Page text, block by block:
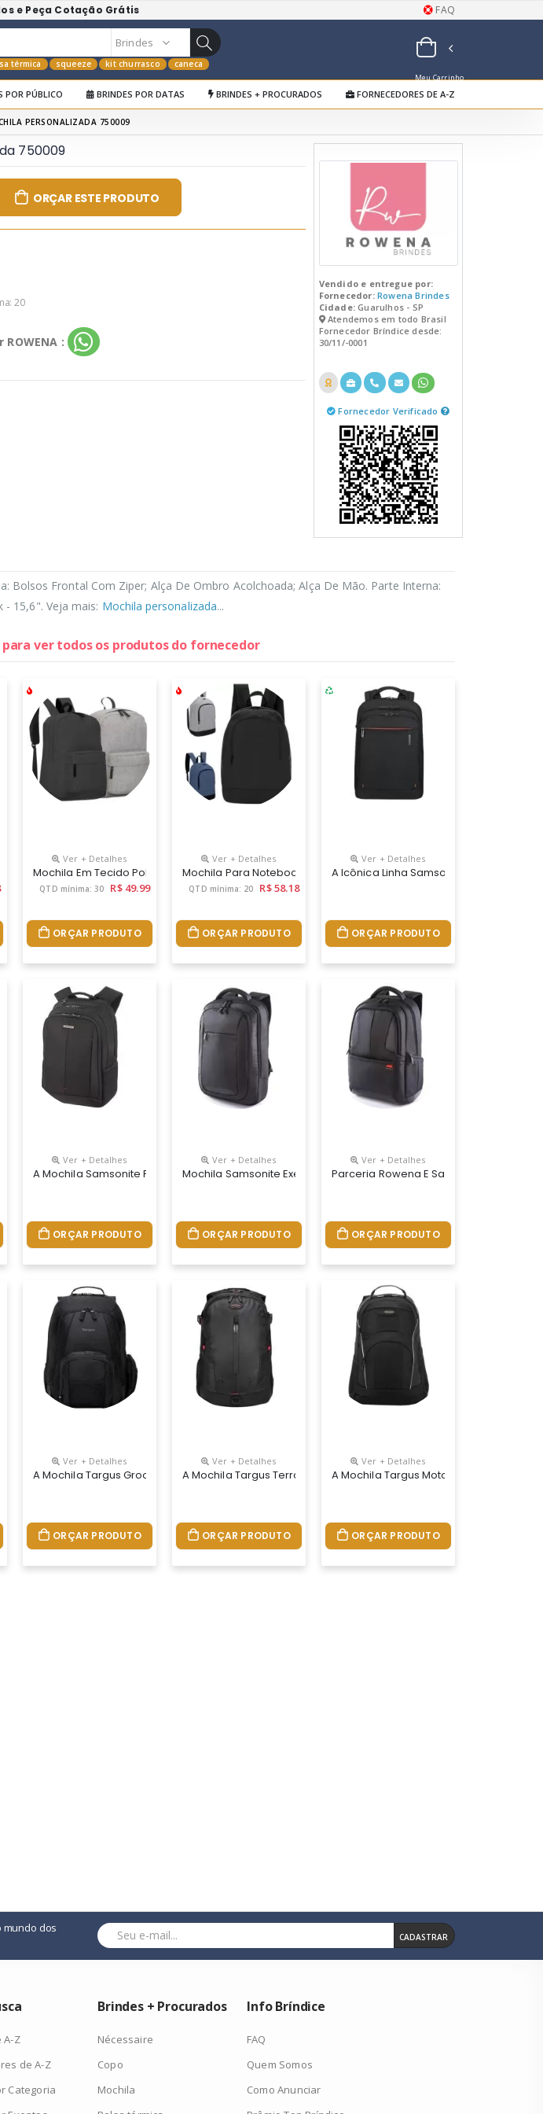
e Peça Cotação Grátis FAQ
térmica squeeze kit churrasco caneca
Meu Carrinho
de Orçamentos
POR PÚBLICO BRINDES POR DATAS BRINDES + PROCURADOS FORNECEDORES DE A-Z
PERSONALIZADA 750009
750009
ORÇAR ESTE PRODUTO
20
:
Vendido e entregue por:
Fornecedor: Rowena Brindes
Cidade:Guarulhos - SP
Atendemos em todo Brasil
Fornecedor Bríndice desde:
30/11/-0001
Fornecedor Verificado
Bolsos Frontal Com Ziper; Alça De Ombro Acolchoada; Alça De Mão. Parte Interna:
15,6". Veja mais: Mochila personalizada...
ver todos os produtos do fornecedor
Detalhe Em Couro Sintético, Bolso Frontal. Alça De Mão, Bolso Traseiro Para Guardar As
Seus Itens Essenciais, Feito De Tecido De Poliéster 600d, Alça De Ombro Esquerdo/ombro Direito
Tecido Poliéster 300d E Interior Em 190t. Parte Externa: Alça De Mão Em Haste De Metal. Alça De
Ver + Detalhes
Mochila Em Tecido Poliéster 300d E Interior Em 210d. Parte Externa: Bolso Frontal Com Zíper.
QTD mínima: 30 R$ 49.99
ORÇAR PRODUTO
Ver + Detalhes
Mochila Para Notebook Em Tecido Poliéster 300d E Interior Em
QTD mínima: 20 R$ 58.18
ORÇAR PRODUTO
Ver + Detalhes
A Icônica Linha Samsonite Tech Foi
ORÇAR PRODUTO
Intuitiva Com Design Polido E Alinhado. Dimensionada Para Laptops De Até 15.6", Esta Mochila
Acolchoado Para Notebooks De Até 15,6" Versatilidade A Targus Intellect Essentials Foi
Plasma Da Samsonite É Fabricada Em Material 100 % Poliéster E Possui: Na Parte Interna,
Ver + Detalhes
A Mochila Samsonite Para Notebook Guard It 2.0 É Fabricada Em Poliéster E Possui Na Parte
ORÇAR PRODUTO
Ver + Detalhes
Mochila Samsonite Executiva Para Laptop 15.4" Ajustável Ikonn I, 3
ORÇAR PRODUTO
Ver + Detalhes
Parceria Rowena E Samsonite! Mochila
ORÇAR PRODUTO
Contornos E Painel Traseiro De Malha De Ar Para Maior Conforto • Dois Bolsos Frontais De
De Ombro Ajustáveis Bolso Frontal De Acesso Rápido Painel Traseiro Acolchoado E Ventilado
Contém Um Compartimento Acolchoado Projetado Para Proteger Notebooks Com Telas De Até
Ver + Detalhes
A Mochila Targus Groove É Produzida Em Nylon Durável Com Fundo De Pvc Resistente Contra
ORÇAR PRODUTO
Ver + Detalhes
A Mochila Targus Terra É Resistente E Possui Vários Bolsos E
ORÇAR PRODUTO
Ver + Detalhes
A Mochila Targus Motor Foi Projetada
ORÇAR PRODUTO
Precisa Onde For. Com Capacidade De Expansão De 33% Para Você Levar Tudo O Que
- Tbb610 Com Design Compacto, A Mochila Work Daypack 25l É Perfeita Para Levar Tudo Que
dos
CADASTRAR
A-Z
de A-Z
Categoria
Brindes + Procurados
Nécessaire
Copo
Mochila
Info Bríndice
FAQ
Quem Somos
Como Anunciar